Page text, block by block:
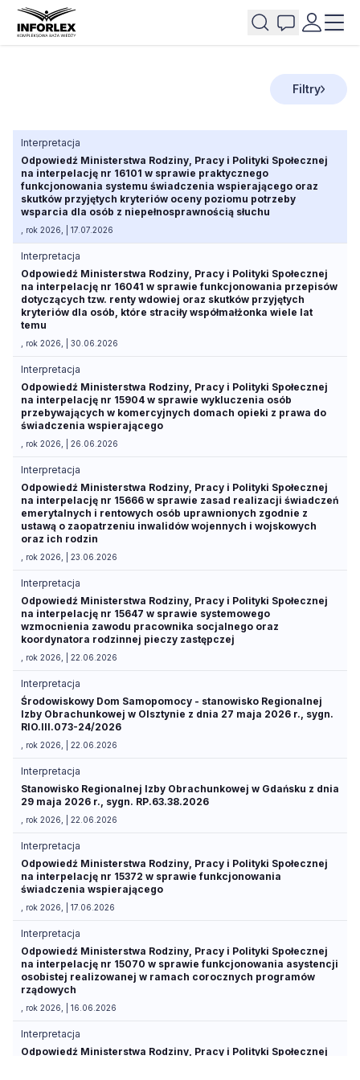
Filtry
Interpretacja
Odpowiedź Ministerstwa Rodziny, Pracy i Polityki Społecznej
na interpelację nr 16101 w sprawie praktycznego
funkcjonowania systemu świadczenia wspierającego oraz
skutków przyjętych kryteriów oceny poziomu potrzeby
wsparcia dla osób z niepełnosprawnością słuchu
, rok 2026, | 17.07.2026
Interpretacja
Odpowiedź Ministerstwa Rodziny, Pracy i Polityki Społecznej
na interpelację nr 16041 w sprawie funkcjonowania przepisów
dotyczących tzw. renty wdowiej oraz skutków przyjętych
kryteriów dla osób, które straciły współmałżonka wiele lat
temu
, rok 2026, | 30.06.2026
Interpretacja
Odpowiedź Ministerstwa Rodziny, Pracy i Polityki Społecznej
na interpelację nr 15904 w sprawie wykluczenia osób
przebywających w komercyjnych domach opieki z prawa do
świadczenia wspierającego
, rok 2026, | 26.06.2026
Interpretacja
Odpowiedź Ministerstwa Rodziny, Pracy i Polityki Społecznej
na interpelację nr 15666 w sprawie zasad realizacji świadczeń
emerytalnych i rentowych osób uprawnionych zgodnie z
ustawą o zaopatrzeniu inwalidów wojennych i wojskowych
oraz ich rodzin
, rok 2026, | 23.06.2026
Interpretacja
Odpowiedź Ministerstwa Rodziny, Pracy i Polityki Społecznej
na interpelację nr 15647 w sprawie systemowego
wzmocnienia zawodu pracownika socjalnego oraz
koordynatora rodzinnej pieczy zastępczej
, rok 2026, | 22.06.2026
Interpretacja
Środowiskowy Dom Samopomocy - stanowisko Regionalnej
Izby Obrachunkowej w Olsztynie z dnia 27 maja 2026 r., sygn.
RIO.III.073-24/2026
, rok 2026, | 22.06.2026
Interpretacja
Stanowisko Regionalnej Izby Obrachunkowej w Gdańsku z dnia
29 maja 2026 r., sygn. RP.63.38.2026
, rok 2026, | 22.06.2026
Interpretacja
Odpowiedź Ministerstwa Rodziny, Pracy i Polityki Społecznej
na interpelację nr 15372 w sprawie funkcjonowania
świadczenia wspierającego
, rok 2026, | 17.06.2026
Interpretacja
Odpowiedź Ministerstwa Rodziny, Pracy i Polityki Społecznej
na interpelację nr 15070 w sprawie funkcjonowania asystencji
osobistej realizowanej w ramach corocznych programów
rządowych
, rok 2026, | 16.06.2026
Interpretacja
Odpowiedź Ministerstwa Rodziny, Pracy i Polityki Społecznej